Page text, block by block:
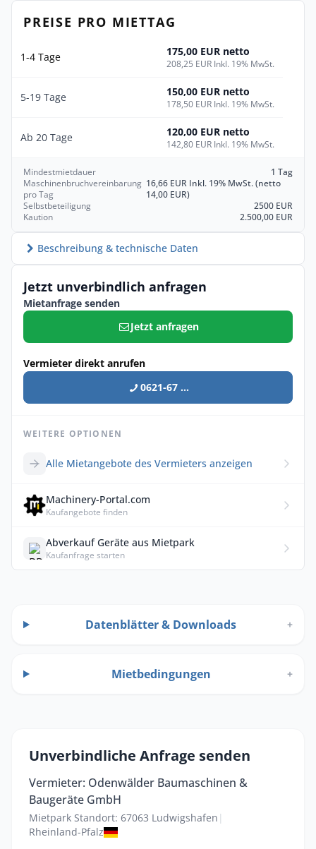
PREISE PRO MIETTAG
1-4 Tage 175,00 EUR netto
208,25 EUR Inkl. 19% MwSt.
5-19 Tage 150,00 EUR netto
178,50 EUR Inkl. 19% MwSt.
Ab 20 Tage 120,00 EUR netto
142,80 EUR Inkl. 19% MwSt.
Mindestmietdauer
1 Tag
Maschinenbruchvereinbarung
pro Tag
16,66 EUR Inkl. 19% MwSt. (netto
14,00 EUR)
Selbstbeteiligung
2500 EUR
Kaution
2.500,00 EUR
Beschreibung & technische Daten
Jetzt unverbindlich anfragen
Mietanfrage senden
Jetzt anfragen
Vermieter direkt anrufen
0621-67 ...
WEITERE OPTIONEN
Alle Mietangebote des Vermieters anzeigen
Machinery-Portal.com
Kaufangebote finden
Abverkauf Geräte aus Mietpark
Kaufanfrage starten
Datenblätter & Downloads +
Mietbedingungen +
Unverbindliche Anfrage senden
Vermieter: Odenwälder Baumaschinen &
Baugeräte GmbH
Mietpark Standort: 67063 Ludwigshafen |
Rheinland-Pfalz